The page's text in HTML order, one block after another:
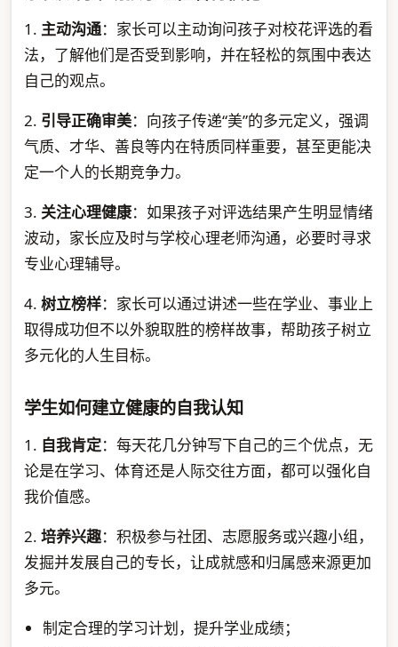
1. 主动沟通：家长可以主动询问孩子对校花评选的看
法，了解他们是否受到影响，并在轻松的氛围中表达
自己的观点。
2. 引导正确审美：向孩子传递“美”的多元定义，强调
气质、才华、善良等内在特质同样重要，甚至更能决
定一个人的长期竞争力。
3. 关注心理健康：如果孩子对评选结果产生明显情绪
波动，家长应及时与学校心理老师沟通，必要时寻求
专业心理辅导。
4. 树立榜样：家长可以通过讲述一些在学业、事业上
取得成功但不以外貌取胜的榜样故事，帮助孩子树立
多元化的人生目标。
学生如何建立健康的自我认知
1. 自我肯定：每天花几分钟写下自己的三个优点，无
论是在学习、体育还是人际交往方面，都可以强化自
我价值感。
2. 培养兴趣：积极参与社团、志愿服务或兴趣小组，
发掘并发展自己的专长，让成就感和归属感来源更加
多元。
制定合理的学习计划，提升学业成绩；